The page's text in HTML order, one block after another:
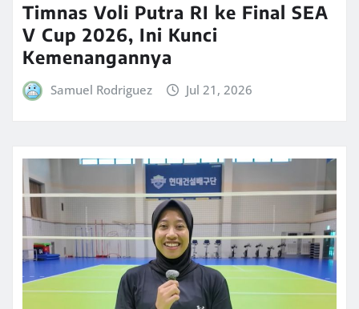
Timnas Voli Putra RI ke Final SEA
V Cup 2026, Ini Kunci
Kemenangannya
Samuel Rodriguez Jul 21, 2026